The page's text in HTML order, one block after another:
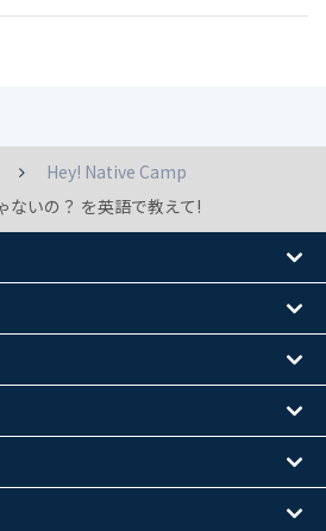
Hey! Native Camp
ないの？ を英語で教えて!